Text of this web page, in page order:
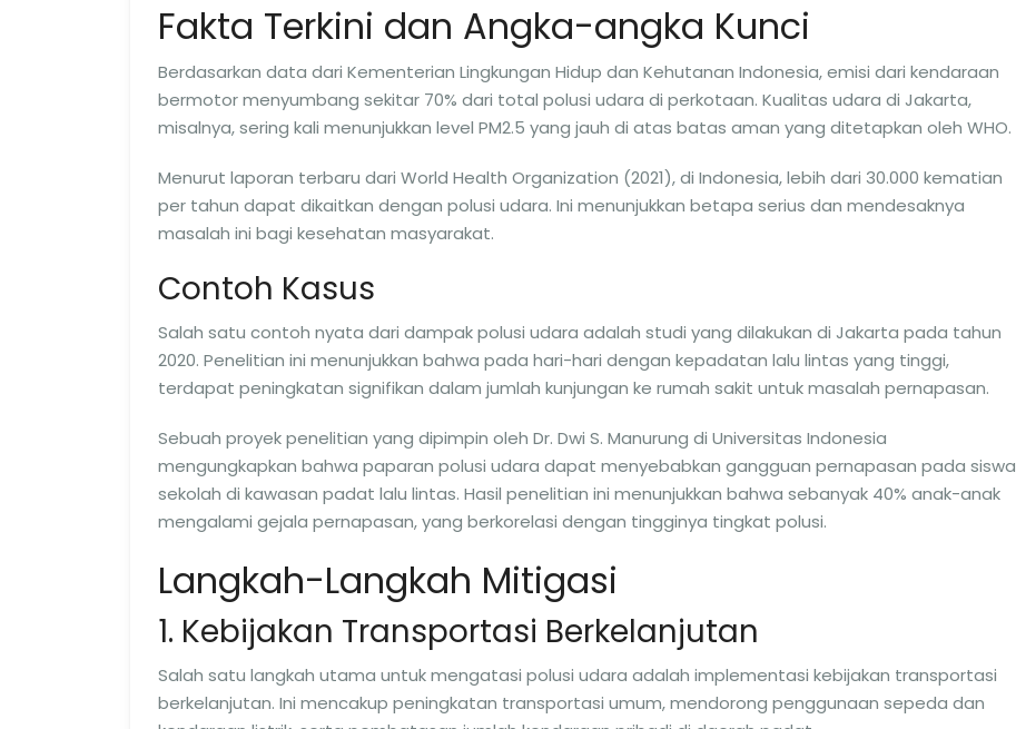
Fakta Terkini dan Angka-angka Kunci
Berdasarkan data dari Kementerian Lingkungan Hidup dan Kehutanan Indonesia, emisi dari kendaraan
bermotor menyumbang sekitar 70% dari total polusi udara di perkotaan. Kualitas udara di Jakarta,
misalnya, sering kali menunjukkan level PM2.5 yang jauh di atas batas aman yang ditetapkan oleh WHO.
Menurut laporan terbaru dari World Health Organization (2021), di Indonesia, lebih dari 30.000 kematian
per tahun dapat dikaitkan dengan polusi udara. Ini menunjukkan betapa serius dan mendesaknya
masalah ini bagi kesehatan masyarakat.
Contoh Kasus
Salah satu contoh nyata dari dampak polusi udara adalah studi yang dilakukan di Jakarta pada tahun
2020. Penelitian ini menunjukkan bahwa pada hari-hari dengan kepadatan lalu lintas yang tinggi,
terdapat peningkatan signifikan dalam jumlah kunjungan ke rumah sakit untuk masalah pernapasan.
Sebuah proyek penelitian yang dipimpin oleh Dr. Dwi S. Manurung di Universitas Indonesia
mengungkapkan bahwa paparan polusi udara dapat menyebabkan gangguan pernapasan pada siswa
sekolah di kawasan padat lalu lintas. Hasil penelitian ini menunjukkan bahwa sebanyak 40% anak-anak
mengalami gejala pernapasan, yang berkorelasi dengan tingginya tingkat polusi.
Langkah-Langkah Mitigasi
1. Kebijakan Transportasi Berkelanjutan
Salah satu langkah utama untuk mengatasi polusi udara adalah implementasi kebijakan transportasi
berkelanjutan. Ini mencakup peningkatan transportasi umum, mendorong penggunaan sepeda dan